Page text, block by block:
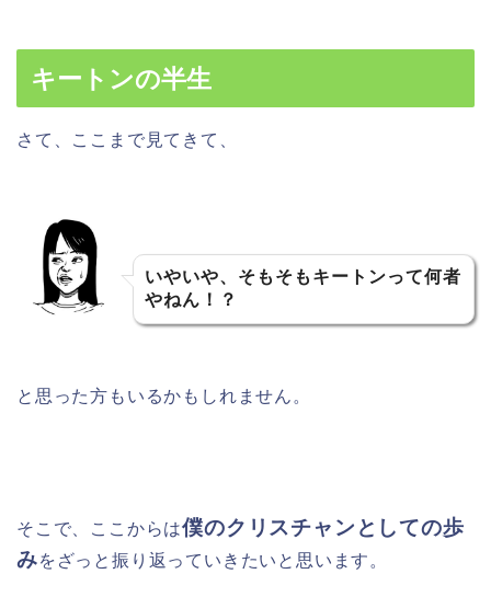
キートンの半生
さて、ここまで見てきて、
いやいや、そもそもキートンって何者
やねん！？
と思った方もいるかもしれません。
そこで、ここからは僕のクリスチャンとしての歩
みをざっと振り返っていきたいと思います。